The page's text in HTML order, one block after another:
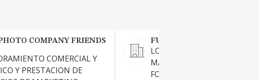
COMPANY FRIENDS
COMERCIAL Y
Y PRESTACION DE
FUTURFOTO S.L.
LOS SERVICIOS
MAQUINAS AUTOMATICAS
FOTOGRAFICAS Y SERVICIOS